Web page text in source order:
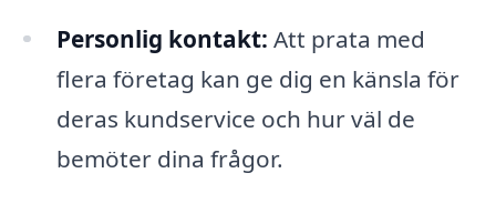
Personlig kontakt: Att prata med
flera företag kan ge dig en känsla för
deras kundservice och hur väl de
bemöter dina frågor.